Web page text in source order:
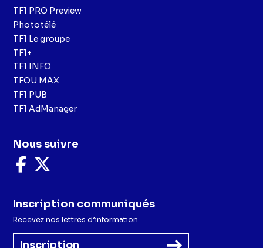
TF1 PRO Preview
Phototélé
TF1 Le groupe
TF1+
TF1 INFO
TFOU MAX
TF1 PUB
TF1 AdManager
Nous suivre
Nous
suivre
Facebook
X
Inscription communiqués
Recevez nos lettres d’information
Inscription